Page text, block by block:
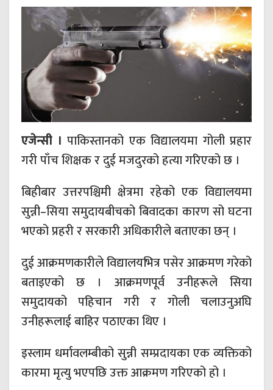
एजेन्सी । पाकिस्तानको एक विद्यालयमा गोली प्रहार
गरी पाँच शिक्षक र दुई मजदुरको हत्या गरिएको छ ।
बिहीबार उत्तरपश्चिमी क्षेत्रमा रहेको एक विद्यालयमा
सुन्नी–सिया समुदायबीचको बिवादका कारण सो घटना
भएको प्रहरी र सरकारी अधिकारीले बताएका छन् ।
दुई आक्रमणकारीले विद्यालयभित्र पसेर आक्रमण गरेको
बताइएको छ । आक्रमणपूर्व उनीहरूले सिया
समुदायको पहिचान गरी र गोली चलाउनुअघि
उनीहरूलाई बाहिर पठाएका थिए ।
इस्लाम धर्मावलम्बीको सुन्नी सम्प्रदायका एक व्यक्तिको
कारमा मृत्यु भएपछि उक्त आक्रमण गरिएको हो ।